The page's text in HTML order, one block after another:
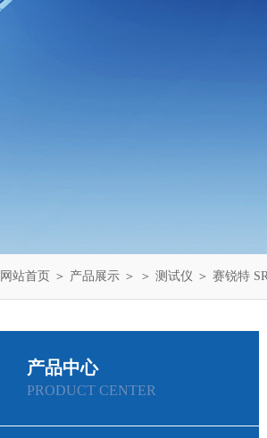
网站首页 ＞ 产品展示 ＞ ＞ 测试仪 ＞ 赛锐特
产品中心
PRODUCT CENTER